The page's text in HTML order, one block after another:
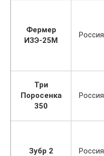
Фермер
ИЗЭ-25М
Россия
Три
Поросенка
350
Россия
Зубр 2 Россия